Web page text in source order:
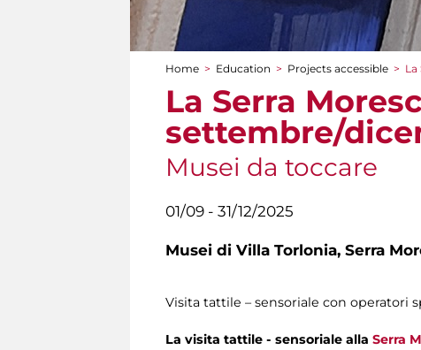
You are here
Home > Education > Projects accessible > La
La Serra
settembre/
Musei da toccare
01/09 - 31/12/2025
Musei di Villa Torlonia, Serra
Visita tattile – sensoriale con operatori
La visita tattile - sensoriale alla Serra